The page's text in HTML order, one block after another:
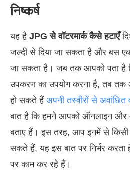
निष्कर्ष
यह है JPG से वॉटरमार्क कैसे हटाएँ
जल्दी से दिया जा सकता है और बस
जा सकता है। जब तक आपको पता है
उपकरण का उपयोग करना है, तब तक
हो सकते हैं अपनी तस्वीरों से अवांछित
बात है कि हमने आपको ऑनलाइन और
बताए हैं। इस तरह, आप इनमें से किसी
सकते हैं, यह इस बात पर निर्भर करता
पर काम कर रहे हैं।